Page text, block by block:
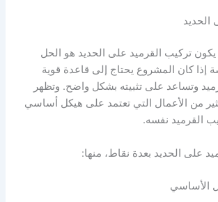
الحديد
تركيب القرميد على الحديد هو الحل
إذا كان المشروع يحتاج إلى قاعدة قوية
وتساعد على تثبيته بشكل واضح. وتظهر
من الأعمال التي تعتمد على هيكل أساسي
القرميد نفسه.
على الحديد بعدة نقاط، منها:
الأساسي